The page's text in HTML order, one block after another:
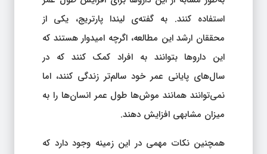
استفاده کنند. به گفته‌ی لیندا پارتریج، یکی از
محققان ارشد این مطالعه، اگرچه امیدوار هستند که
این داروها بتوانند به افراد کمک کنند که در
سال‌های پایانی عمر خود سالم‌تر زندگی کنند، اما
نمی‌توانند همانند موش‌ها طول عمر انسان‌ها را به
میزان مشابهی افزایش دهند.
همچنین نکات مهمی در این زمینه وجود دارد که